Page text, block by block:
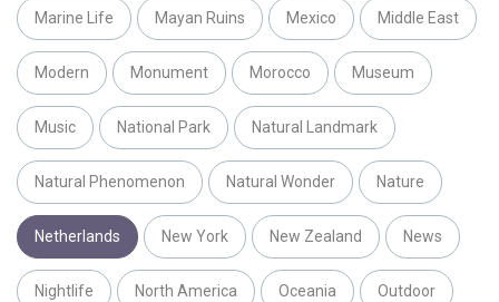
Marine Life Mayan Ruins Mexico Middle East
Modern Monument Morocco Museum
Music National Park Natural Landmark
Natural Phenomenon Natural Wonder Nature
Netherlands New York New Zealand News
Nightlife North America Oceania Outdoor